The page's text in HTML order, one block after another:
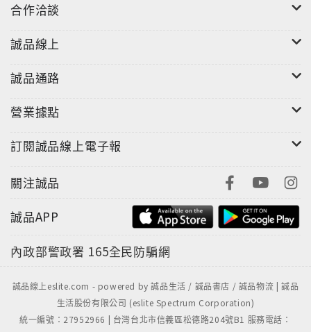
合作洽談
誠品線上
誠品通路
營業據點
訂閱誠品線上電子報
關注誠品
誠品APP
內政部警政署 165全民防騙網
誠品線上eslite.com - powered by 誠品生活 / 誠品書店 / 誠品物流 | 誠品
生活股份有限公司 (eslite Spectrum Corporation)
統一編號：27952966 | 台灣台北市信義區松德路204號B1 服務電話：